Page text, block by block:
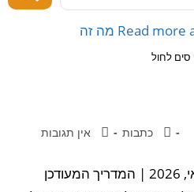
סים לחול
כתבות אין תגובות
✓ עודכן לאחרונה: 25 במאי, 2026 | המדריך המעודכן